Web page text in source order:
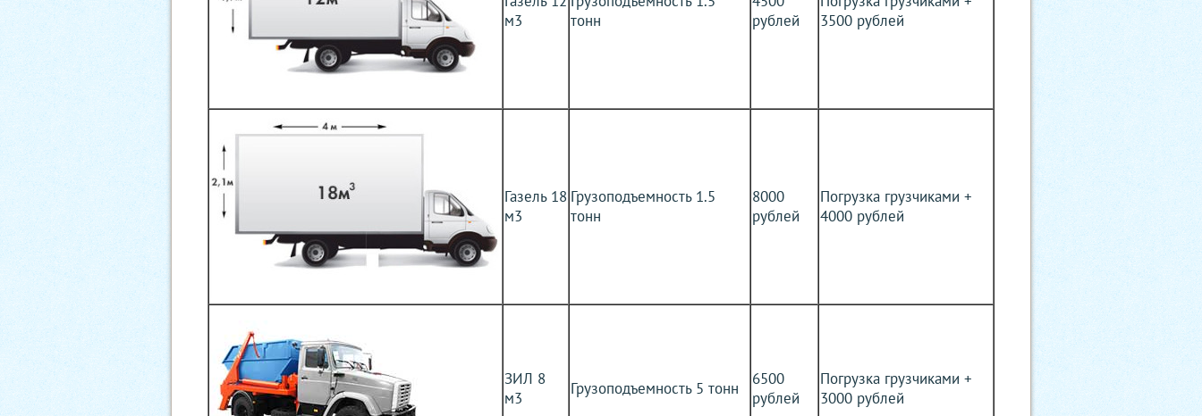
м3
тонн
рублей
3500 рублей
Газель 18
м3
Грузоподъемность 1.5
тонн
8000
рублей
Погрузка грузчиками +
4000 рублей
ЗИЛ 8
м3
Грузоподъемность 5 тонн
6500
рублей
Погрузка грузчиками +
3000 рублей